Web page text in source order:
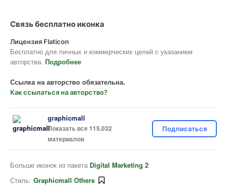
Связь бесплатно иконка
Лицензия Flaticon
Бесплатно для личных и коммерческих целей с указанием
авторства. Подробнее
Ссылка на авторство обязательна.
Как ссылаться на авторство?
graphicmall
Показать все 115,032
материалов
Подписаться
Больше иконок из пакета Digital Marketing 2
Стиль: Graphicmall Others